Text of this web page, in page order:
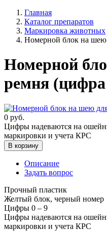
Главная
Каталог препаратов
Маркировка животных
Номерной блок на
Номерной
ремня
0 руб.
Цифры надеваются на
маркировки и учета КРС
В корзину
Описание
Задать вопрос
Прочный пластик
Желтый блок, черный номер
Цифры 0 – 9
Цифры надеваются на
маркировки и учета КРС